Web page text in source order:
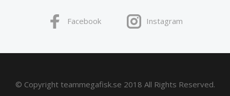
Facebook Instagram
© Copyright teammegafisk.se 2018 All Rights Reserved.